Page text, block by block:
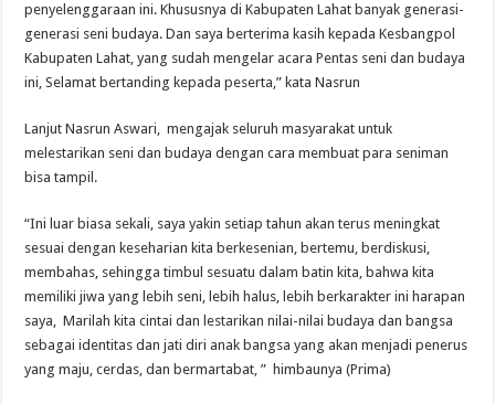
penyelenggaraan ini. Khususnya di Kabupaten Lahat banyak generasi-
generasi seni budaya. Dan saya berterima kasih kepada Kesbangpol
Kabupaten Lahat, yang sudah mengelar acara Pentas seni dan budaya
ini, Selamat bertanding kepada peserta,” kata Nasrun
Lanjut Nasrun Aswari, mengajak seluruh masyarakat untuk
melestarikan seni dan budaya dengan cara membuat para seniman
bisa tampil.
“Ini luar biasa sekali, saya yakin setiap tahun akan terus meningkat
sesuai dengan keseharian kita berkesenian, bertemu, berdiskusi,
membahas, sehingga timbul sesuatu dalam batin kita, bahwa kita
memiliki jiwa yang lebih seni, lebih halus, lebih berkarakter ini harapan
saya, Marilah kita cintai dan lestarikan nilai-nilai budaya dan bangsa
sebagai identitas dan jati diri anak bangsa yang akan menjadi penerus
yang maju, cerdas, dan bermartabat, ” himbaunya (Prima)